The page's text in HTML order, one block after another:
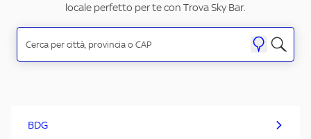
locale perfetto per te con Trova Sky Bar.
BDG